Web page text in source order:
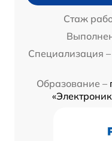
Стаж
Специализация –
Образование –